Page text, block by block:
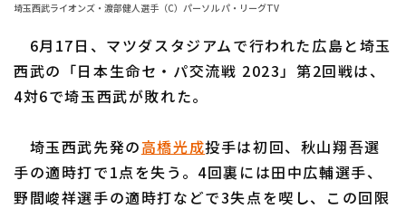
ファーム東地区
ファーム中地区
北海道日本ハムファイターズ
東北楽天ゴールデンイーグルス
埼玉西武ライオンズ
千葉ロッテマリーンズ
設定
埼玉西武ライオンズ・渡部健人選手（C）パーソル パ・リーグTV
6月17日、マツダスタジアムで行われた広島と埼玉
西武の「日本生命セ・パ交流戦 2023」第2回戦は、
4対6で埼玉西武が敗れた。
埼玉西武先発の高橋光成投手は初回、秋山翔吾選
手の適時打で1点を失う。4回裏には田中広輔選手、
野間峻祥選手の適時打などで3失点を喫し、この回限